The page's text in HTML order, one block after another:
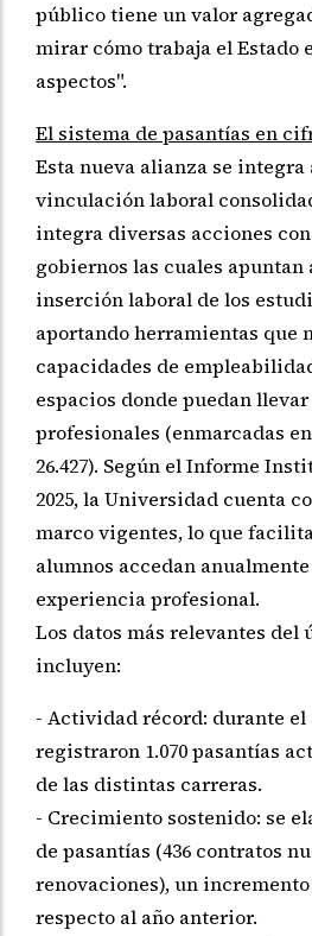
público tiene un valor
mirar cómo trabaja el Estado
aspectos".
El sistema de pasantías en
Esta nueva alianza se integra
vinculación laboral
integra diversas acciones
gobiernos las cuales apuntan
inserción laboral de los
aportando herramientas que
capacidades de
espacios donde puedan
profesionales (enmarcadas
26.427). Según el Informe
2025, la Universidad cuenta
marco vigentes, lo que
alumnos accedan
experiencia profesional.
Los datos más relevantes
incluyen:
- Actividad récord: durante el
registraron 1.070 pasantías
de las distintas carreras.
- Crecimiento sostenido: se
de pasantías (436 contratos
renovaciones), un
respecto al año anterior.